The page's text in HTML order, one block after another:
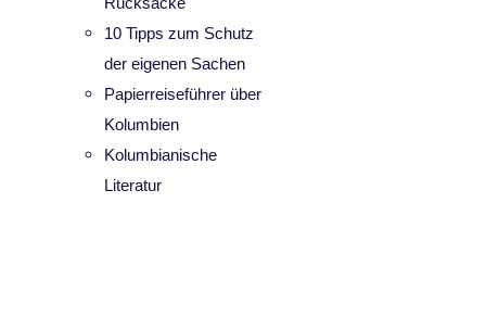
10 Tipps zum Schutz
der eigenen Sachen
Papierreiseführer über
Kolumbien
Kolumbianische
Literatur